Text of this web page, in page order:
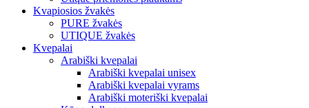
Kvapiosios žvakės
PURE žvakės
UTIQUE žvakės
Kvepalai
Arabiški kvepalai
Arabiški kvepalai unisex
Arabiški kvepalai vyrams
Arabiški moteriški kvepalai